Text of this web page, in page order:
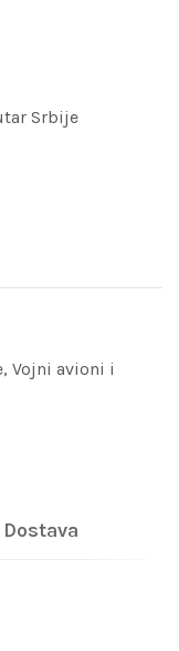
Srbije
, Vojni avioni i
Dostava